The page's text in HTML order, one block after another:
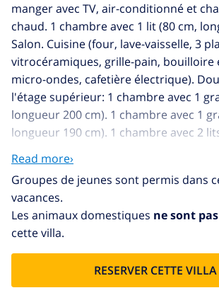
manger avec TV, air-conditionné et
chaud. 1 chambre avec 1 lit (80 cm,
Salon. Cuisine (four, lave-vaisselle, 3
vitrocéramiques, grille-pain, bouilloire
micro-ondes, cafetière électrique).
l'étage supérieur: 1 chambre avec 1
longueur 200 cm). 1 chambre avec 1
longueur 190 cm). 1 chambre avec 2
longueur 190 cm). 1 chambre avec 1 x
(80 cm, longueur 190 cm). Chambre
Douche/bidet/WC. Air-conditionné,
chaud. Balcon. Meubles de terrasse,
longues (4). Vue sur la piscine et le
disposition: lave-linge, fer à repasser,
pour enfant, lit bébé jusqu'à 2 ans,
Internet (Connexion WIFI, gratuit).
Voitures) près de la maison. Veuillez
Read more›
Groupes de jeunes sont permis dans
vacances.
Les animaux domestiques ne sont
cette villa.
RESERVER CETTE VILLA